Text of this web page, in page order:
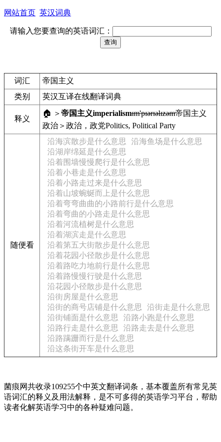
网站首页 英汉词典
请输入您要查询的英语词汇：
词汇
帝国主义
类别
英汉互译在线翻译词典
释义
🏠 ＞ 帝国主义imperialismɪm'pɪərɪəlɪzəm帝国主义
政治＞政治，政党Politics, Political Party
随便看
沿海滨散步是什么意思
沿海鱼场是什么意思
沿湖岸绵延是什么意思
沿着围墙慢慢爬行是什么意思
沿着小巷走是什么意思
沿着小路走过来是什么意思
沿着山坡蜿蜒而上是什么意思
沿着弯弯曲曲的小路前行是什么意思
沿着弯曲的小路走是什么意思
沿着河流植树是什么意思
沿着湖滨走是什么意思
沿着第五大街散步是什么意思
沿着花园小径散步是什么意思
沿着路吃力地前行是什么意思
沿着路慢慢行驶是什么意思
沿花园小径散步是什么意思
沿街房屋是什么意思
沿街的商号店铺是什么意思
沿街走是什么意思
沿街铺面是什么意思
沿路小跑是什么意思
沿路行走是什么意思
沿路走去是什么意思
沿路蹒跚而行是什么意思
沿这条街开车是什么意思
菌痕网共收录109255个中英文翻译词条，基本覆盖所有常见英
语词汇的释义及用法解释，是不可多得的英语学习平台，帮助
读者化解英语学习中的各种疑难问题。